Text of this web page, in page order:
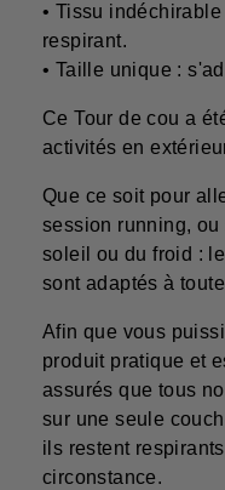
• Tissu
respirant.
• Taille unique :
Ce Tour de cou a
activités en
Que ce soit pour
session running,
soleil ou du froid :
sont adaptés à
Afin que vous
produit pratique et
assurés que tous
sur une seule
ils restent
circonstance.